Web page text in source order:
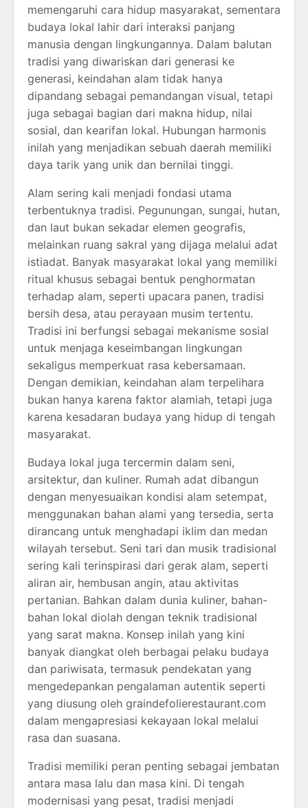
memengaruhi cara hidup masyarakat, sementara
budaya lokal lahir dari interaksi panjang
manusia dengan lingkungannya. Dalam balutan
tradisi yang diwariskan dari generasi ke
generasi, keindahan alam tidak hanya
dipandang sebagai pemandangan visual, tetapi
juga sebagai bagian dari makna hidup, nilai
sosial, dan kearifan lokal. Hubungan harmonis
inilah yang menjadikan sebuah daerah memiliki
daya tarik yang unik dan bernilai tinggi.
Alam sering kali menjadi fondasi utama
terbentuknya tradisi. Pegunungan, sungai, hutan,
dan laut bukan sekadar elemen geografis,
melainkan ruang sakral yang dijaga melalui adat
istiadat. Banyak masyarakat lokal yang memiliki
ritual khusus sebagai bentuk penghormatan
terhadap alam, seperti upacara panen, tradisi
bersih desa, atau perayaan musim tertentu.
Tradisi ini berfungsi sebagai mekanisme sosial
untuk menjaga keseimbangan lingkungan
sekaligus memperkuat rasa kebersamaan.
Dengan demikian, keindahan alam terpelihara
bukan hanya karena faktor alamiah, tetapi juga
karena kesadaran budaya yang hidup di tengah
masyarakat.
Budaya lokal juga tercermin dalam seni,
arsitektur, dan kuliner. Rumah adat dibangun
dengan menyesuaikan kondisi alam setempat,
menggunakan bahan alami yang tersedia, serta
dirancang untuk menghadapi iklim dan medan
wilayah tersebut. Seni tari dan musik tradisional
sering kali terinspirasi dari gerak alam, seperti
aliran air, hembusan angin, atau aktivitas
pertanian. Bahkan dalam dunia kuliner, bahan-
bahan lokal diolah dengan teknik tradisional
yang sarat makna. Konsep inilah yang kini
banyak diangkat oleh berbagai pelaku budaya
dan pariwisata, termasuk pendekatan yang
mengedepankan pengalaman autentik seperti
yang diusung oleh graindefolierestaurant.com
dalam mengapresiasi kekayaan lokal melalui
rasa dan suasana.
Tradisi memiliki peran penting sebagai jembatan
antara masa lalu dan masa kini. Di tengah
modernisasi yang pesat, tradisi menjadi